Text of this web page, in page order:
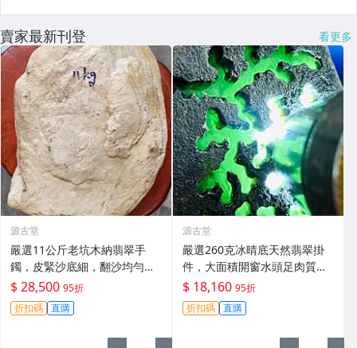
賣家最新刊登 看更多
源古堂
嚴選11公斤老坑木納翡翠手
鐲，皮緊沙底細，翻沙均勻，
適合收藏家鐲#翡翠 手鐲 玉石
$ 28,500 95折
折扣碼 直購
源古堂
嚴選260克冰晴底天然翡翠掛
件，大面積開窗水頭足肉質
細，適合收藏與佩戴 #翡翠 #
天然翡翠 #A貨翡翠玉石
$ 18,160 95折
折扣碼 直購